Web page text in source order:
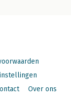
Over ons